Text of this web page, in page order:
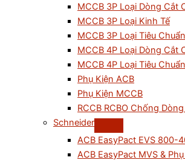
MCCB 3P Loại Dòng Cắt
MCCB 3P Loại Kinh Tế
MCCB 3P Loại Tiêu Chuẩn
MCCB 4P Loại Dòng Cắt
MCCB 4P Loại Tiêu Chuẩn
Phụ Kiện ACB
Phụ Kiện MCCB
RCCB RCBO Chống Dòng
Schneider
ACB EasyPact EVS 800-
ACB EasyPact MVS &